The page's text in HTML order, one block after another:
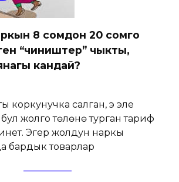
8 сомдон 20 сомго
“чиништер” чыкты,
кандай?
коркунучка салган, эң эле
жолго төлөнө турган тариф
Эгер жолдун наркы
бардык товарлар